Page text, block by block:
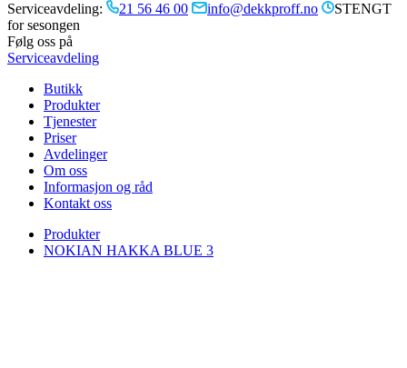
Serviceavdeling: 21 56 46 00 info@dekkproff.no
STENGT
for sesongen
Følg oss på
Serviceavdeling
Butikk
Produkter
Tjenester
Priser
Avdelinger
Om oss
Informasjon og råd
Kontakt oss
Produkter
NOKIAN HAKKA BLUE 3